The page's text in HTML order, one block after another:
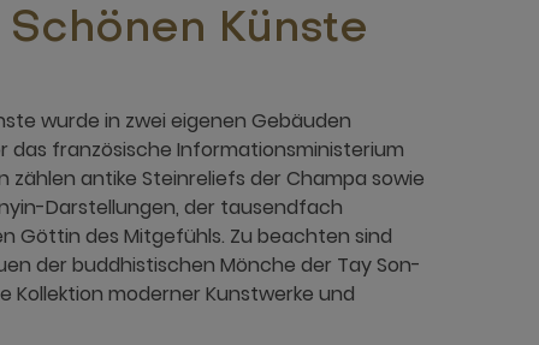
Künste
wurde in zwei eigenen Gebäuden
das französische Informationsministerium
zählen antike Steinreliefs der Champa sowie
Darstellungen, der tausendfach
Göttin des Mitgefühls. Zu beachten sind
der buddhistischen Mönche der Tay Son-
Kollektion moderner Kunstwerke und